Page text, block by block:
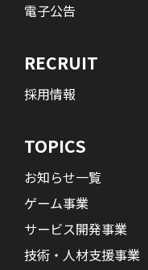
電子公告
RECRUIT
採用情報
TOPICS
お知らせ一覧
ゲーム事業
サービス開発事業
技術・人材支援事業